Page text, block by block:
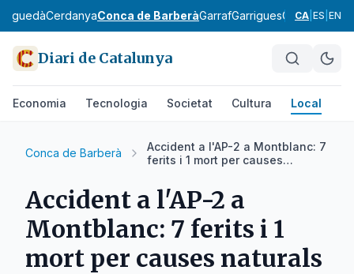
CerdanyaConca de BarberàGarrafGarriguesGarrotxa
CA ES EN
Diari de Catalunya
Economia Tecnologia Societat Cultura Local
Conca de Barberà
Accident a l'AP-2 a Montblanc: 7
ferits i 1 mort per causes
Accident a l'AP-2 a
Montblanc: 7 ferits i 1
mort per causes naturals